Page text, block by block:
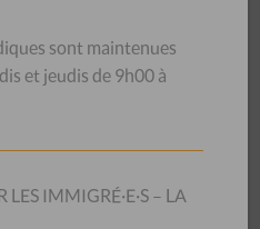
aux compétences du
transmises lors de nos
et recherche ainsi que les
sont maintenues
et jeudis de 9h00 à
IMMIGRÉ·E·S – LA